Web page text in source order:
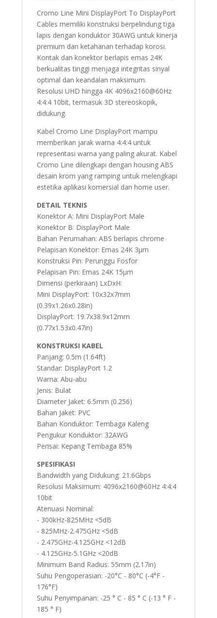
Cromo Line Mini DisplayPort To DisplayPort
Cables memiliki konstruksi berpelindung tiga
lapis dengan konduktor 30AWG untuk kinerja
premium dan ketahanan terhadap korosi.
Kontak dan konektor berlapis emas 24K
berkualitas tinggi menjaga integritas sinyal
optimal dan keandalan maksimum.
Resolusi UHD hingga 4K 4096x2160@60Hz
4:4:4 10bit, termasuk 3D stereoskopik,
didukung.
Kabel Cromo Line DisplayPort mampu
memberikan jarak warna 4:4:4 untuk
representasi warna yang paling akurat. Kabel
Cromo Line dilengkapi dengan housing ABS
desain krom yang ramping untuk melengkapi
estetika aplikasi komersial dan home user.
DETAIL TEKNIS
Konektor A: Mini DisplayPort Male
Konektor B: DisplayPort Male
Bahan Perumahan: ABS berlapis chrome
Pelapisan Konektor: Emas 24K 3µm
Konstruksi Pin: Perunggu Fosfor
Pelapisan Pin: Emas 24K 15µm
Dimensi (perkiraan) LxDxH:
Mini DisplayPort: 10x32x7mm
(0.39x1.26x0.28in)
DisplayPort: 19.7x38.9x12mm
(0.77x1.53x0.47in)
KONSTRUKSI KABEL
Panjang: 0.5m (1.64ft)
Standar: DisplayPort 1.2
Warna: Abu-abu
Jenis: Bulat
Diameter Jaket: 6.5mm (0.256)
Bahan Jaket: PVC
Bahan Konduktor: Tembaga Kaleng
Pengukur Konduktor: 32AWG
Perisai: Kepang Tembaga 85%
SPESIFIKASI
Bandwidth yang Didukung: 21.6Gbps
Resolusi Maksimum: 4096x2160@60Hz 4:4:4
10bit
Atenuasi Nominal:
- 300kHz-825MHz <5dB
- 825MHz-2.475GHz <5dB
- 2.475GHz-4.125GHz <12dB
- 4.125GHz-5.1GHz <20dB
Minimum Band Radius: 55mm (2.17in)
Suhu Pengoperasian: -20°C - 80°C (-4°F -
176°F)
Suhu Penyimpanan: -25 ° C - 85 ° C (-13 ° F -
185 ° F)